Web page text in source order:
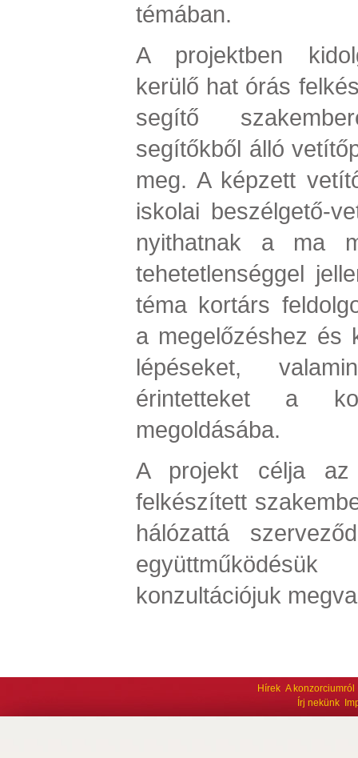
témában.
A projektben
kerülő hat órás
segítő
segítőkből álló
meg. A képzett
iskolai beszélgető-
nyithatnak a ma
tehetetlenséggel
téma kortárs
a megelőzéshez és
lépéseket,
érintetteket a
megoldásába.
A projekt célja
felkészített
hálózattá
konzultációjuk
Hírek A konzorciumról
Írj nekünk